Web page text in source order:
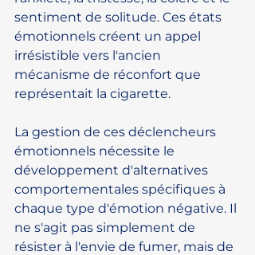
sentiment de solitude. Ces états
émotionnels créent un appel
irrésistible vers l'ancien
mécanisme de réconfort que
représentait la cigarette.
La gestion de ces déclencheurs
émotionnels nécessite le
développement d'alternatives
comportementales spécifiques à
chaque type d'émotion négative. Il
ne s'agit pas simplement de
résister à l'envie de fumer, mais de